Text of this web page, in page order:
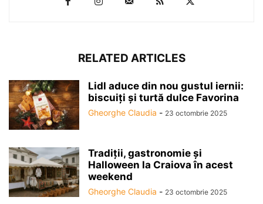
RELATED ARTICLES
Lidl aduce din nou gustul iernii:
biscuiți și turtă dulce Favorina
Gheorghe Claudia - 23 octombrie 2025
Tradiții, gastronomie și
Halloween la Craiova în acest
weekend
Gheorghe Claudia - 23 octombrie 2025